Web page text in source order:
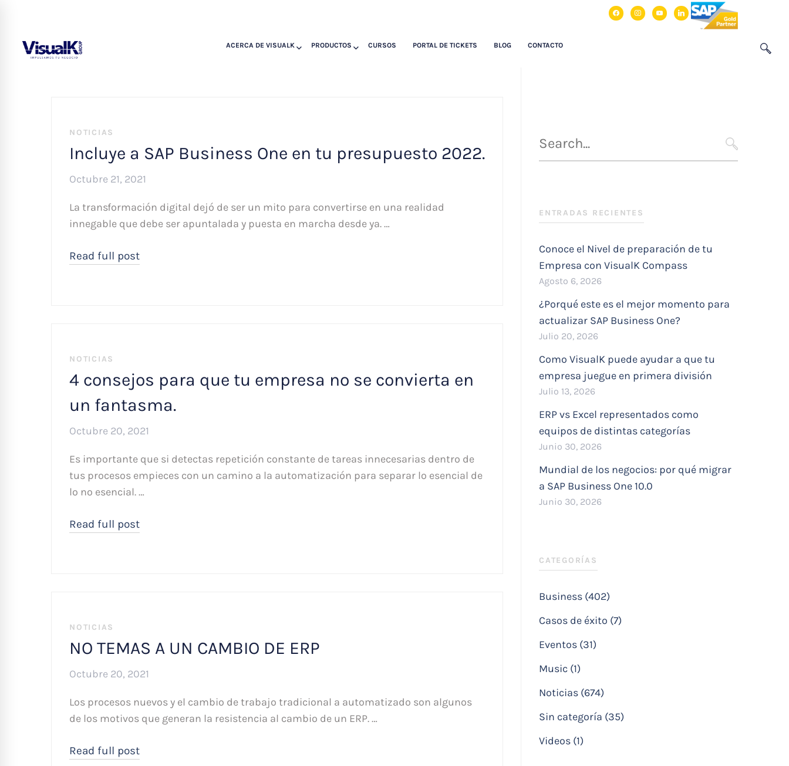
facebookinstagram
youtubelinkedin
ACERCA DE VISUALK PRODUCTOS CURSOS PORTAL DE TICKETS BLOG CONTACTO
NOTICIAS
Incluye a SAP Business One en tu presupuesto 2022.
Octubre 21, 2021
La transformación digital dejó de ser un mito para convertirse en una realidad
innegable que debe ser apuntalada y puesta en marcha desde ya. …
Read full post
NOTICIAS
4 consejos para que tu empresa no se convierta en
un fantasma.
Octubre 20, 2021
Es importante que si detectas repetición constante de tareas innecesarias dentro de
tus procesos empieces con un camino a la automatización para separar lo esencial de
lo no esencial. …
Read full post
NOTICIAS
NO TEMAS A UN CAMBIO DE ERP
Octubre 20, 2021
Los procesos nuevos y el cambio de trabajo tradicional a automatizado son algunos
de los motivos que generan la resistencia al cambio de un ERP. …
Read full post
para
SEARCH
ENTRADAS RECIENTES
Conoce el Nivel de preparación de tu
Empresa con VisualK Compass
Agosto 6, 2026
¿Porqué este es el mejor momento para
actualizar SAP Business One?
Julio 20, 2026
Como VisualK puede ayudar a que tu
empresa juegue en primera división
Julio 13, 2026
ERP vs Excel representados como
equipos de distintas categorías
Junio 30, 2026
Mundial de los negocios: por qué migrar
a SAP Business One 10.0
Junio 30, 2026
CATEGORÍAS
Business (402)
Casos de éxito (7)
Eventos (31)
Music (1)
Noticias (674)
Sin categoría (35)
Videos (1)